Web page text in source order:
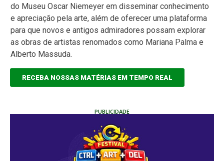
do Museu Oscar Niemeyer em disseminar conhecimento
e apreciação pela arte, além de oferecer uma plataforma
para que novos e antigos admiradores possam explorar
as obras de artistas renomados como Mariana Palma e
Alberto Massuda.
RECEBA NOSSAS MATÉRIAS EM TEMPO REAL
PUBLICIDADE